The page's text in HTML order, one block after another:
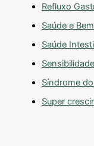
Refluxo
Saúde e
Saúde
Síndrome
Super